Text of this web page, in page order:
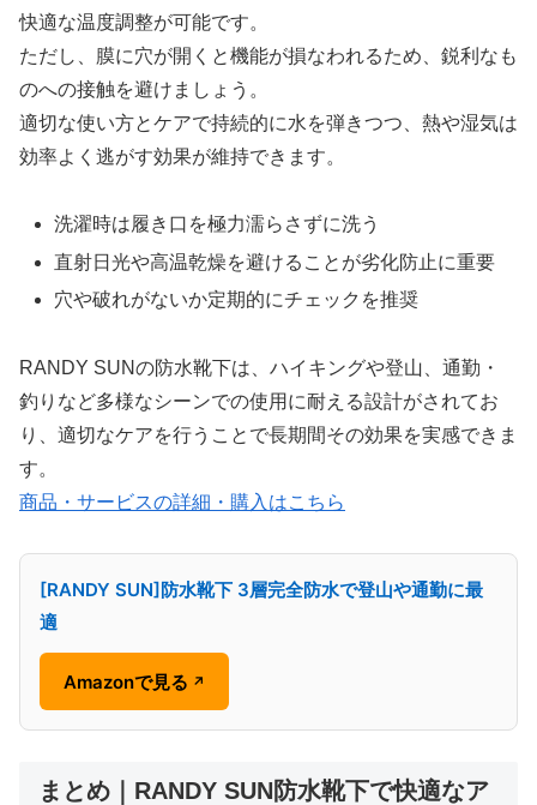
快適な温度調整が可能です。
ただし、膜に穴が開くと機能が損なわれるため、鋭利なも
のへの接触を避けましょう。
適切な使い方とケアで持続的に水を弾きつつ、熱や湿気は
効率よく逃がす効果が維持できます。
洗濯時は履き口を極力濡らさずに洗う
直射日光や高温乾燥を避けることが劣化防止に重要
穴や破れがないか定期的にチェックを推奨
RANDY SUNの防水靴下は、ハイキングや登山、通勤・
釣りなど多様なシーンでの使用に耐える設計がされてお
り、適切なケアを行うことで長期間その効果を実感できま
す。
商品・サービスの詳細・購入はこちら
[RANDY SUN]防水靴下 3層完全防水で登山や通勤に最
適
Amazonで見る ↗
まとめ｜RANDY SUN防水靴下で快適なア